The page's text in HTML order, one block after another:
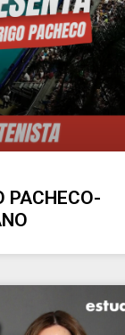
PACHECO-